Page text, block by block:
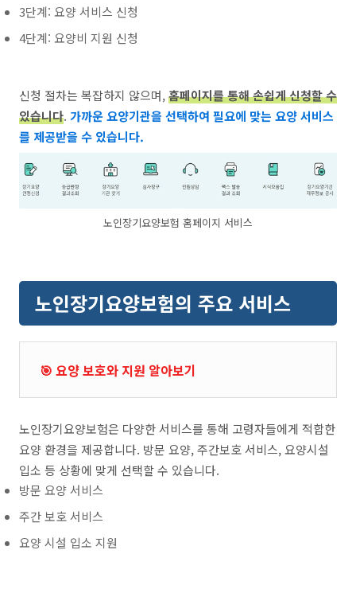
3단계: 요양 서비스 신청
4단계: 요양비 지원 신청
신청 절차는 복잡하지 않으며,홈페이지를 통해 손쉽게 신청할 수
있습니다. 가까운 요양기관을 선택하여 필요에 맞는 요양 서비스
를 제공받을 수 있습니다.
노인장기요양보험 홈페이지 서비스
노인장기요양보험의 주요 서비스
🎯 요양 보호와 지원 알아보기
노인장기요양보험은 다양한 서비스를 통해 고령자들에게 적합한
요양 환경을 제공합니다. 방문 요양, 주간보호 서비스, 요양시설
입소 등 상황에 맞게 선택할 수 있습니다.
방문 요양 서비스
주간 보호 서비스
요양 시설 입소 지원